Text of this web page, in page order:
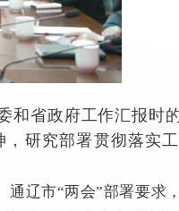
和省政府工作汇报时
研究部署贯彻落实
辽市“两会”部署要求